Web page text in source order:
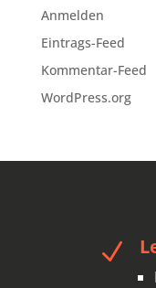
Anmelden
Eintrags-Feed
Kommentar-Feed
WordPress.org
N